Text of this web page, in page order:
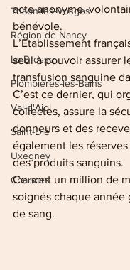
Thaon-les-Vosges
Région de Nancy
La Bresse
Plombières-les-Bains
Val-d'Ajol
Saint-Dié
Uxegney
Charmes
acte anonyme,
bénévole.
L’Établissement
seul à pouvoir assurer
transfusion sanguine
C’est ce dernier, qui
collectes, assure la
donneurs et des
également les
des produits sanguins.
Ce sont un million de
soignés chaque année
de sang.